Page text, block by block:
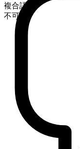
複合語
不可算